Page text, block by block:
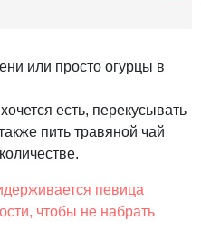
или просто огурцы в
есть, перекусывать
пить травяной чай
певица
чтобы не набрать